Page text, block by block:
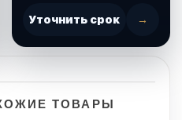
Уточнить срок →
ТОВАРЫ